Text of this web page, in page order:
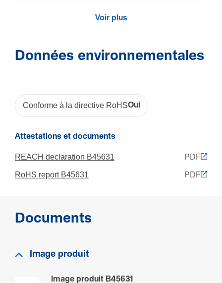
0
Hauteur
55 mm
Largeur
Longueur
240 mm
Pré-­équipé
Voir plus
Données environnementales
Conforme à la directive RoHSOui
Attestations et documents
REACH declaration B45631 PDF
RoHS report B45631 PDF
Documents
Image produit
Image produit B45631